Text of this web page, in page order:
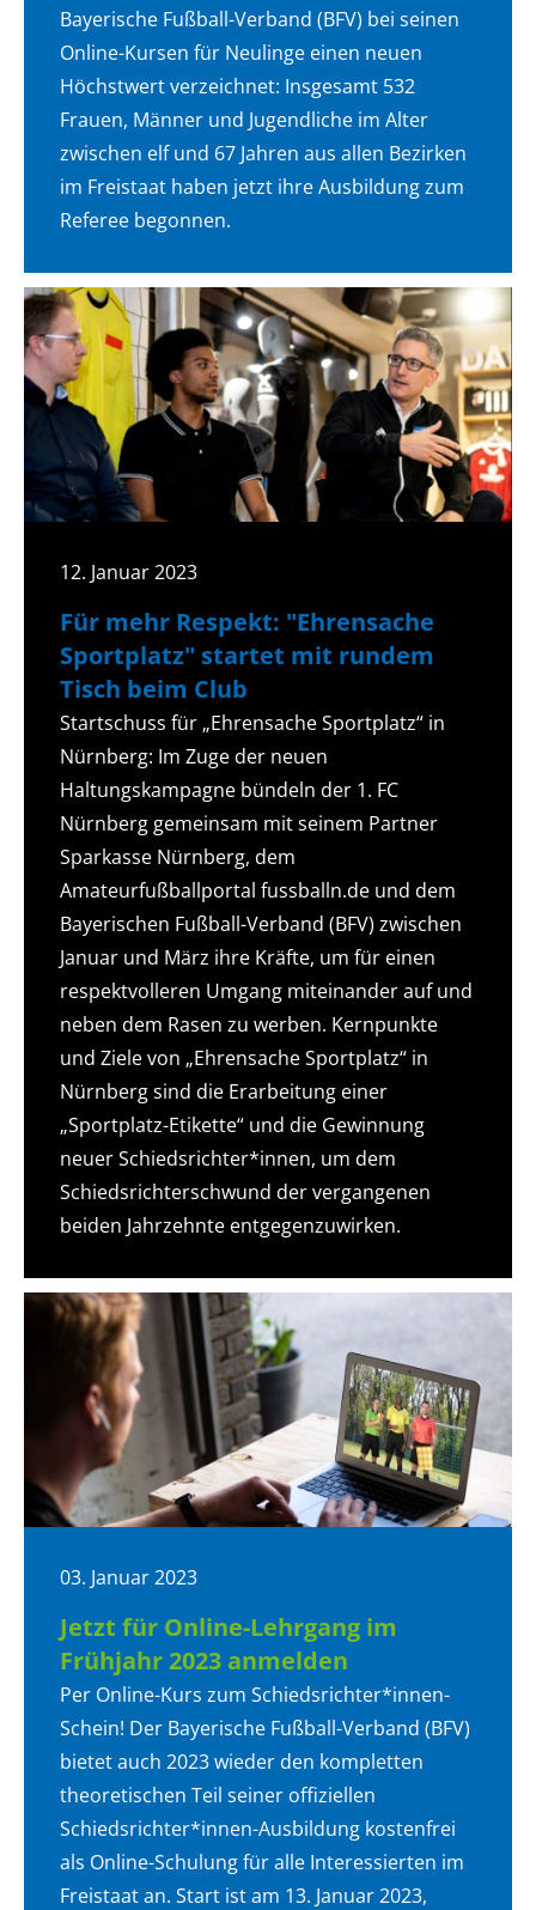
Bayerische Fußball-Verband (BFV) bei seinen
Online-Kursen für Neulinge einen neuen
Höchstwert verzeichnet: Insgesamt 532
Frauen, Männer und Jugendliche im Alter
zwischen elf und 67 Jahren aus allen Bezirken
im Freistaat haben jetzt ihre Ausbildung zum
Referee begonnen.
12. Januar 2023
Für mehr Respekt: "Ehrensache
Sportplatz" startet mit rundem
Tisch beim Club
Startschuss für „Ehrensache Sportplatz“ in
Nürnberg: Im Zuge der neuen
Haltungskampagne bündeln der 1. FC
Nürnberg gemeinsam mit seinem Partner
Sparkasse Nürnberg, dem
Amateurfußballportal fussballn.de und dem
Bayerischen Fußball-Verband (BFV) zwischen
Januar und März ihre Kräfte, um für einen
respektvolleren Umgang miteinander auf und
neben dem Rasen zu werben. Kernpunkte
und Ziele von „Ehrensache Sportplatz“ in
Nürnberg sind die Erarbeitung einer
„Sportplatz-Etikette“ und die Gewinnung
neuer Schiedsrichter*innen, um dem
Schiedsrichterschwund der vergangenen
beiden Jahrzehnte entgegenzuwirken.
03. Januar 2023
Jetzt für Online-Lehrgang im
Frühjahr 2023 anmelden
Per Online-Kurs zum Schiedsrichter*innen-
Schein! Der Bayerische Fußball-Verband (BFV)
bietet auch 2023 wieder den kompletten
theoretischen Teil seiner offiziellen
Schiedsrichter*innen-Ausbildung kostenfrei
als Online-Schulung für alle Interessierten im
Freistaat an. Start ist am 13. Januar 2023,